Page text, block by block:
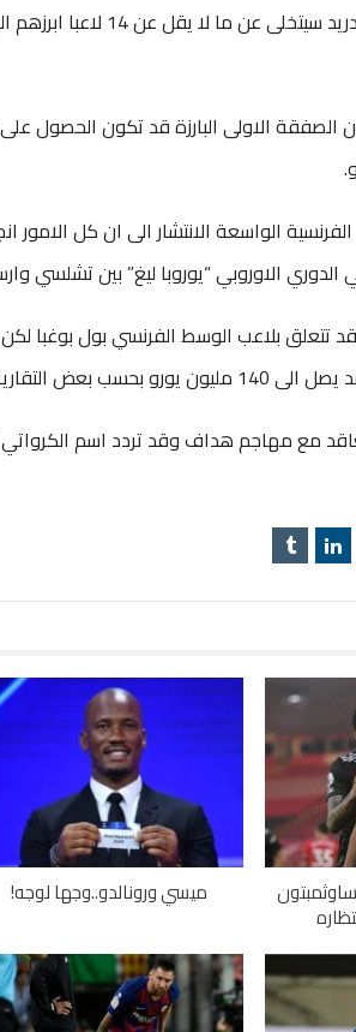
وكشفت “ماركا” ان ريال
الصفقة الاولى البارزة قد تكون الحصول
الواسعة الانتشار الى ان كل الامور
الاوروبي “يوروبا ليغ” بين تشلسي وارسنال في باكو
تتعلق بلاعب الوسط الفرنسي بول بوغبا
بعض التقارير.
مع مهاجم هداف وقد تردد اسم
ميسي ورونالدو..وجها لوجه!